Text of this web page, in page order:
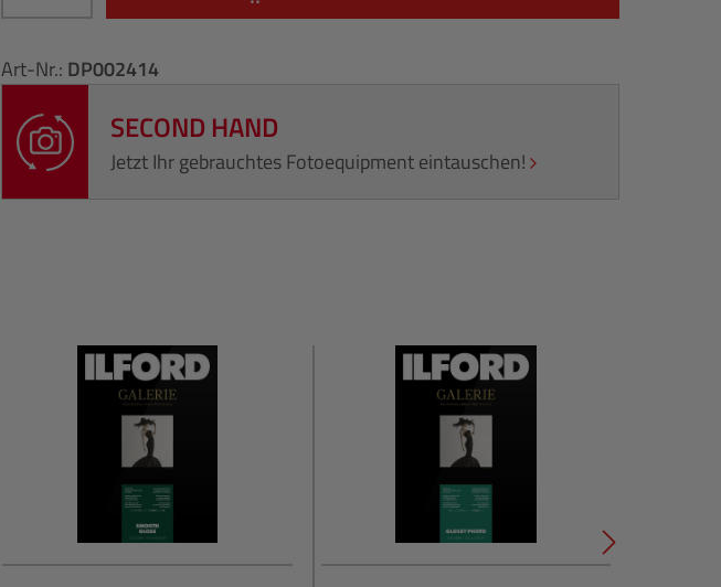
Art-Nr.: DP002414
SECOND HAND
Jetzt Ihr gebrauchtes Fotoequipment eintauschen!